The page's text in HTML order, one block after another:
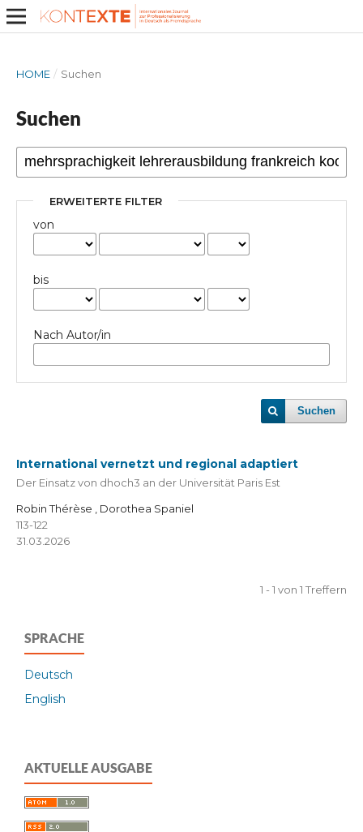
HOME / Suchen
Suchen
ERWEITERTE FILTER
von
bis
Nach Autor/in
Suchen
International vernetzt und regional adaptiert
Der Einsatz von dhoch3 an der Universität Paris Est
Robin Thérèse , Dorothea Spaniel
113-122
31.03.2026
1 - 1 von 1 Treffern
SPRACHE
Deutsch
English
AKTUELLE AUSGABE